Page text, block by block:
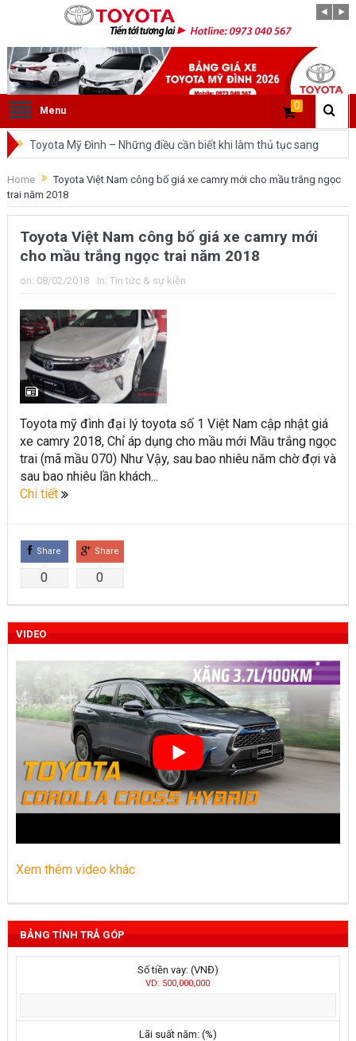
Menu 0
Toyota Mỹ Đình – Những điều cần biết khi làm thủ tục sang
tên ô tô trong cùng tỉnh.
So sánh Toyota Veloz Cross và Toyota Innova: Nên chọn xe
nào?
Đánh giá tổng quan về xe Toyota Veloz Cross 2022 HOT
nhất trên thị trường.
Những dòng xe của Toyota đang chiếm lĩnh tại thị trường
Việt Nam?
Toyota Việt Nam chính thức ra mắt Toyota Fortuner 2022 và
Land cruiser 2022 phiên bản mới
Toyota Raize phân khúc SUV cỡ nhỏ mới hứa hẹn nhiều đột
phá
“Bật mí” những thay đổi của Toyota Land Cruiser 2021 vừa
Những dòng xe Toyota đang phổ biến nhất trên thị trường
Việt Nam hiện nay.
Lựa chọn Toyota Corolla Cross hay Mazda CX-5 trong phân
khúc C – SUV?
Những thay đổi trên dòng xe Vios 2022
Home
Toyota Việt Nam công bố giá xe camry mới cho mầu trắng ngọc
trai năm 2018
Toyota Việt Nam công bố giá xe camry mới
cho mầu trắng ngọc trai năm 2018
on: 08/02/2018 In: Tin tức & sự kiện
Toyota mỹ đình đại lý toyota số 1 Việt Nam cập nhật giá
xe camry 2018, Chỉ áp dụng cho mầu mới Mầu trắng ngọc
trai (mã mầu 070) Như Vậy, sau bao nhiêu năm chờ đợi và
sau bao nhiêu lần khách...
Chi tiết
Share
0
Share
0
VIDEO
Xem thêm video khác
BẢNG TÍNH TRẢ GÓP
Số tiền vay: (VNĐ)
VD: 500,000,000
Lãi suất năm: (%)